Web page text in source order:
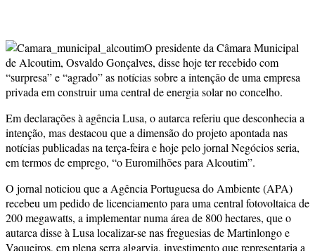
O presidente da Câmara Municipal
de Alcoutim, Osvaldo Gonçalves, disse hoje ter recebido com
“surpresa” e “agrado” as notícias sobre a intenção de uma empresa
privada em construir uma central de energia solar no concelho.
Em declarações à agência Lusa, o autarca referiu que desconhecia a
intenção, mas destacou que a dimensão do projeto apontada nas
notícias publicadas na terça-feira e hoje pelo jornal Negócios seria,
em termos de emprego, “o Euromilhões para Alcoutim”.
O jornal noticiou que a Agência Portuguesa do Ambiente (APA)
recebeu um pedido de licenciamento para uma central fotovoltaica de
200 megawatts, a implementar numa área de 800 hectares, que o
autarca disse à Lusa localizar-se nas freguesias de Martinlongo e
Vaqueiros, em plena serra algarvia, investimento que representaria a